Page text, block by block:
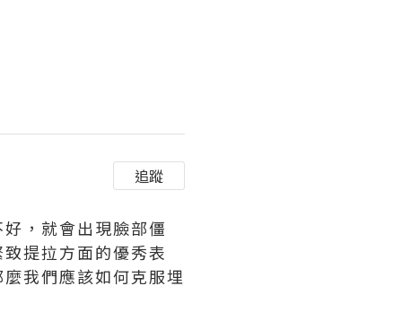
追蹤
，就會出現臉部僵
提拉方面的優秀表
我們應該如何克服埋